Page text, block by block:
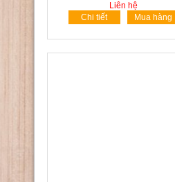
Liên hệ
Chi tiết
Mua hàng